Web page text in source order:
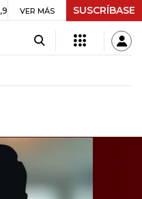
UVR $ 416,91 +$ 0,05 +0,01%
VER MÁS SUSCRÍBASE